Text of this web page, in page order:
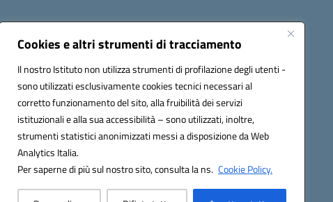
Cookies e altri strumenti di tracciamento
Il nostro Istituto non utilizza strumenti di profilazione degli utenti -
sono utilizzati esclusivamente cookies tecnici necessari al
corretto funzionamento del sito, alla fruibilità dei servizi
istituzionali e alla sua accessibilità – sono utilizzati, inoltre,
strumenti statistici anonimizzati messi a disposizione da Web
Analytics Italia.
Per saperne di più sul nostro sito, consulta la ns. Cookie Policy.
Seguici su: